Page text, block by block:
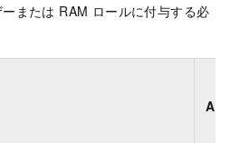
または RAM ロールに付与する必
API